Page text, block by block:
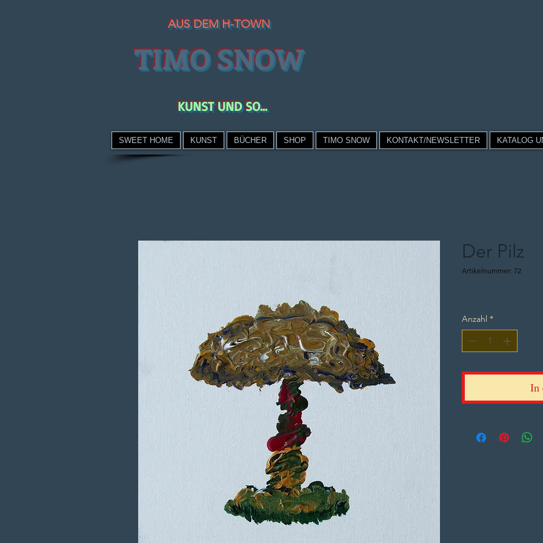
AUS DEM H-TOWN
TIMO SNOW
KUNST UND SO...
SWEET HOME KUNST BÜCHER SHOP TIMO SNOW KONTAKT/NEWSLETTER KATALOG
Der Pilz
Artikelnummer: 72
Anzahl *
In